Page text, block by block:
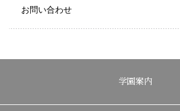
お問い合わせ
学園案内